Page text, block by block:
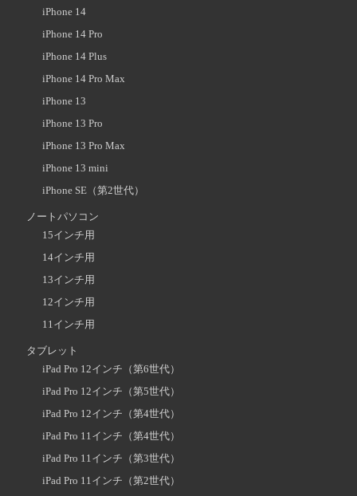
iPhone 14
iPhone 14 Pro
iPhone 14 Plus
iPhone 14 Pro Max
iPhone 13
iPhone 13 Pro
iPhone 13 Pro Max
iPhone 13 mini
iPhone SE（第2世代）
ノートパソコン
15インチ用
14インチ用
13インチ用
12インチ用
11インチ用
タブレット
iPad Pro 12インチ（第6世代）
iPad Pro 12インチ（第5世代）
iPad Pro 12インチ（第4世代）
iPad Pro 11インチ（第4世代）
iPad Pro 11インチ（第3世代）
iPad Pro 11インチ（第2世代）